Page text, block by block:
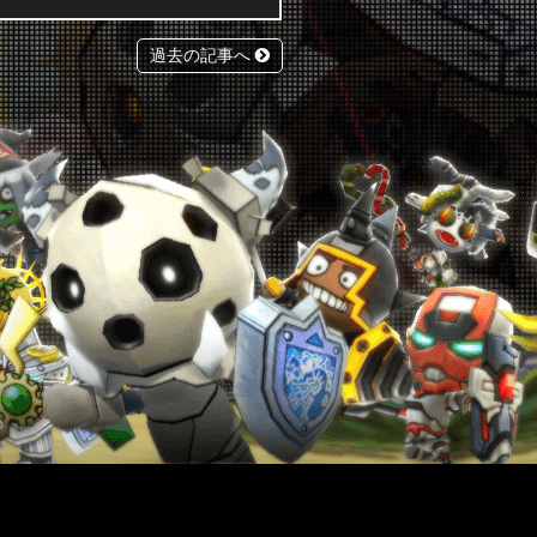
過去の記事へ